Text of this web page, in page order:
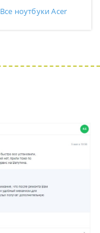
Все ноутбуки Acer